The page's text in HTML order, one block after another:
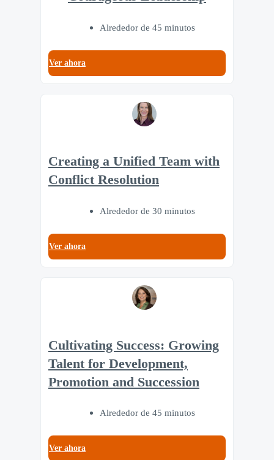
Alrededor de 45 minutos
Ver ahora
Creating a Unified Team with
Conflict Resolution
Alrededor de 30 minutos
Ver ahora
Cultivating Success: Growing
Talent for Development,
Promotion and Succession
Alrededor de 45 minutos
Ver ahora